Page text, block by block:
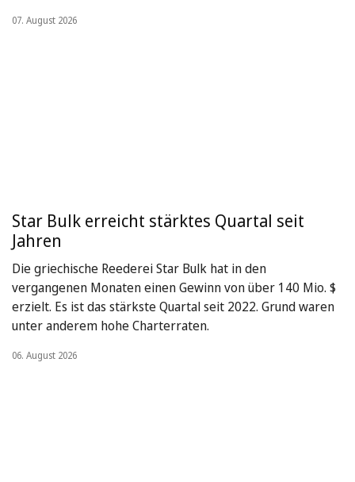
07. August 2026
Star Bulk erreicht stärktes Quartal seit
Jahren
Die griechische Reederei Star Bulk hat in den
vergangenen Monaten einen Gewinn von über 140 Mio. $
erzielt. Es ist das stärkste Quartal seit 2022. Grund waren
unter anderem hohe Charterraten.
06. August 2026